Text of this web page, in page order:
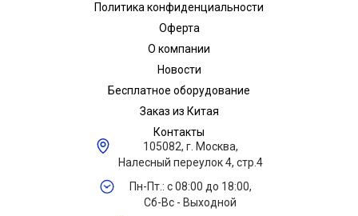
Политика конфиденциальности
Оферта
О компании
Новости
Бесплатное оборудование
Заказ из Китая
Контакты
105082, г. Москва,
Налесный переулок 4, стр.4
Пн-Пт.: с 08:00 до 18:00,
Сб-Вс - Выходной